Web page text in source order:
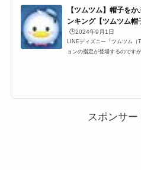
【ツムツム】帽子を
ンキング【ツムツム帽
🕒️2024年9月1日
LINEディズニー「ツムツム
ョンの指定が登場するのです
ジェシー かぼちゃミッ...
スポンサー